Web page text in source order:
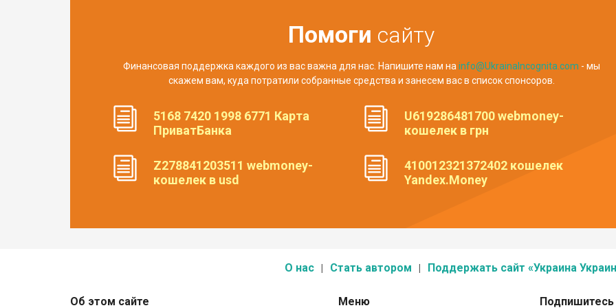
Помоги сайту
Финансовая поддержка каждого из вас важна для нас. Напишите нам на info@UkrainaIncognita.com - мы
скажем вам, куда потратили собранные средства и занесем вас в список спонсоров.
5168 7420 1998 6771 Карта
ПриватБанка
U619286481700 webmoney-
кошелек в грн
Z278841203511 webmoney-
кошелек в usd
410012321372402 кошелек
Yandex.Money
О нас Стать автором Поддержать сайт «Украина
Об этом сайте Меню Подпишитесь